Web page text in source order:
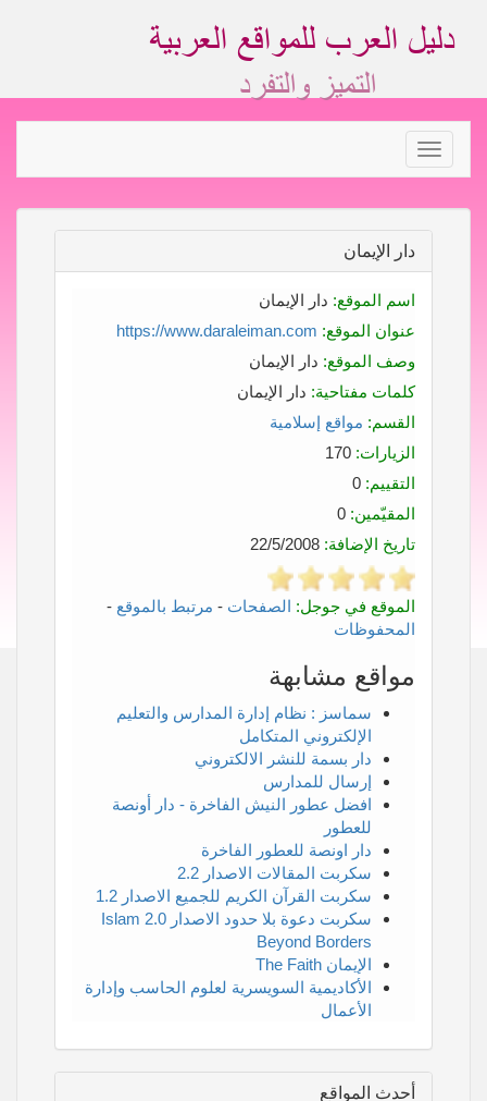
Toggle
navigation
دار الإيمان
اسم الموقع: دار الإيمان
عنوان الموقع: https://www.daraleiman.com
وصف الموقع: دار الإيمان
كلمات مفتاحية: دار الإيمان
القسم: مواقع إسلامية
الزيارات:
التقييم:
المقيّمين:
تاريخ الإضافة:
الموقع في جوجل: الصفحات - مرتبط بالموقع -
المحفوظات
مواقع مشابهة
سماسز : نظام إدارة المدارس والتعليم
الإلكتروني المتكامل
دار بسمة للنشر الالكتروني
إرسال للمدارس
افضل عطور النيش الفاخرة - دار أونصة
للعطور
دار اونصة للعطور الفاخرة
سكربت المقالات الاصدار 2.2
سكربت القرآن الكريم للجميع الاصدار 1.2
سكربت دعوة بلا حدود الاصدار 2.0 Islam
Beyond Borders
الإيمان The Faith
الأكاديمية السويسرية لعلوم الحاسب وإدارة
الأعمال
أحدث المواقع